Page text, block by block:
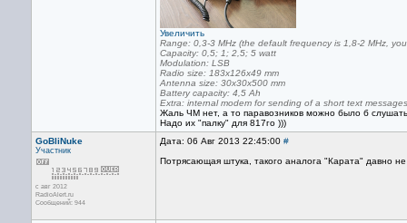
Увеличить
Range: 0,3-3 MHz (the default frequency is 1,8-2 MHz,
Capacity: 0,5; 1; 2,5; 5 watt
Modulation: LSB
Radio size: 183х126х49 mm
Antenna size: 30х30х500 mm
Battery capacity: 4,5 Ah
Extra: internal modem for sending of a short text
Жаль ЧМ нет, а то паравозников можно было б
Надо их "палку" для 817го )))
GoBliNuke
Участник
с авг 2012
RadioAlert.ru
Сообщений: 944
Дата: 06 Авг 2013 22:45:00 #
Потрясающая штука, такого аналога "Карата" давно